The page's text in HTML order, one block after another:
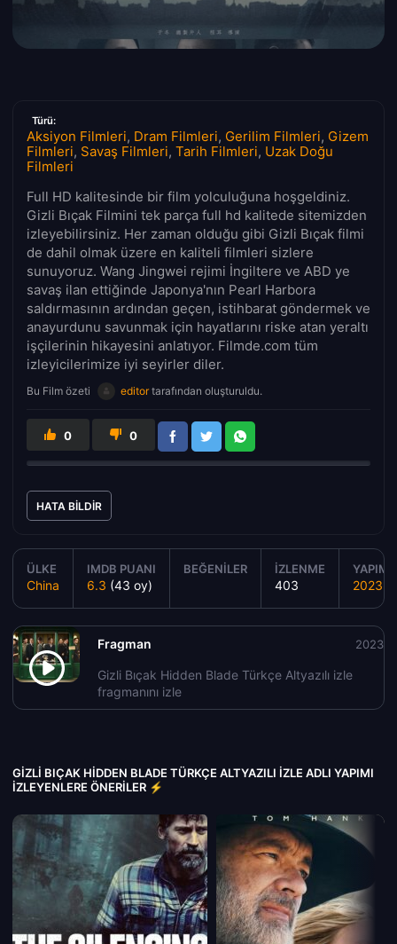
Türü:
Aksiyon Filmleri, Dram Filmleri, Gerilim Filmleri, Gizem
Filmleri, Savaş Filmleri, Tarih Filmleri, Uzak Doğu
Filmleri
Full HD kalitesinde bir film yolculuğuna hoşgeldiniz.
Gizli Bıçak Filmini tek parça full hd kalitede sitemizden
izleyebilirsiniz. Her zaman olduğu gibi Gizli Bıçak filmi
de dahil olmak üzere en kaliteli filmleri sizlere
sunuyoruz. Wang Jingwei rejimi İngiltere ve ABD ye
savaş ilan ettiğinde Japonya'nın Pearl Harbora
saldırmasının ardından geçen, istihbarat göndermek ve
anayurdunu savunmak için hayatlarını riske atan yeraltı
işçilerinin hikayesini anlatıyor. Filmde.com tüm
izleyicilerimize iyi seyirler diler.
Bu Film özeti editortarafından oluşturuldu.
0 0
HATA BILDIR
ÜLKE
China
IMDB PUANI
6.3 (43 oy)
BEĞENILER İZLENME
403
YAPIM
2023
Fragman
Gizli Bıçak Hidden Blade Türkçe Altyazılı izle
fragmanını izle
2023
GIZLI BIÇAK HIDDEN BLADE TÜRKÇE ALTYAZILI IZLE ADLI YAPIMI
İZLEYENLERE ÖNERILER ⚡